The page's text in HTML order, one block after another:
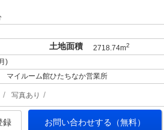
土地面積 2718.74m2
)
マイルーム館ひたちなか営業所
写真あり
録 お問い合わせする（無料）